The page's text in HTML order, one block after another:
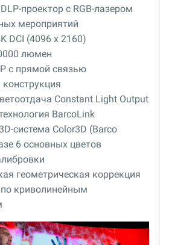
проектор с RGB-лазером
мероприятий
DCI (4096 x 2160)
люмен
с прямой связью
Constant Light Output
BarcoLink
система Color3D (Barco
6 основных цветов
геометрическая коррекция
криволинейным